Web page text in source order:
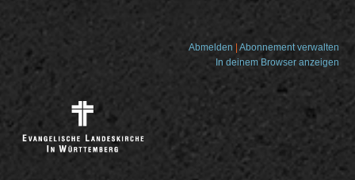
Abmelden
Abonnement verwalten
In deinem Browser anzeigen